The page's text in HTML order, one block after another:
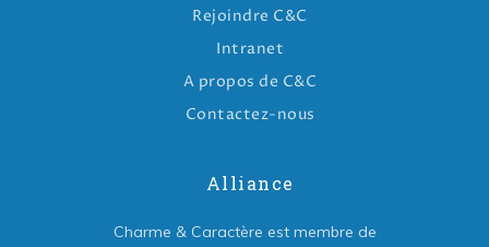
Rejoindre C&C
Intranet
A propos de C&C
Contactez-nous
Alliance
Charme & Caractère est membre de